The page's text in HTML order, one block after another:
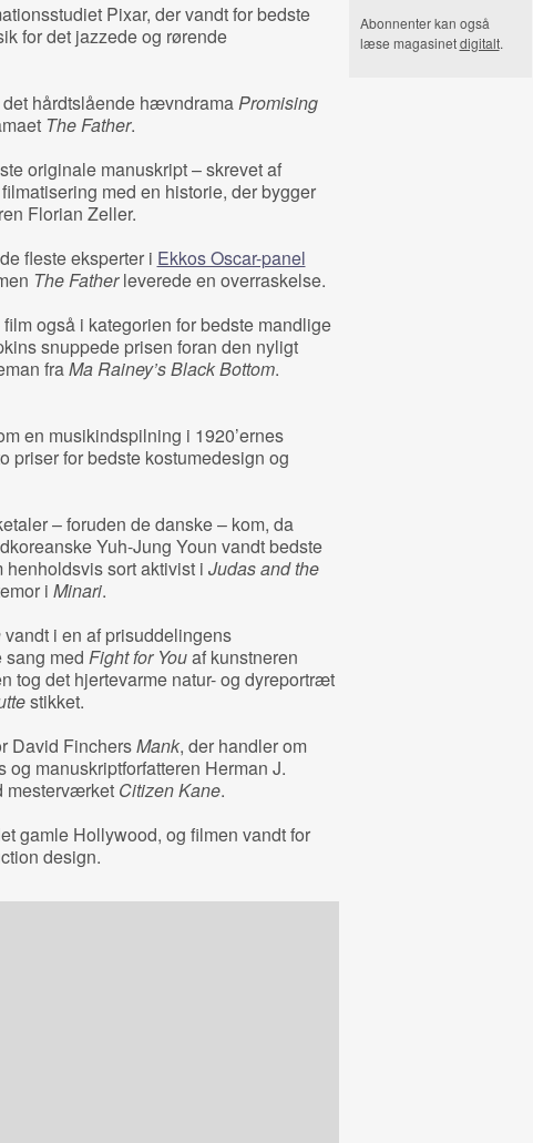
Pixar, der vandt for bedste
for det jazzede og rørende
hårdtslående hævndramaPromising
The Father.
originale manuskript – skrevet af
med en historie, der bygger
Florian Zeller.
fleste eksperter i Ekkos Oscar-panel
The Fatherleverede en overraskelse.
også i kategorien for bedste mandlige
snuppede prisen foran den nyligt
fraMa Rainey’s Black Bottom.
en musikindspilning i 1920’ernes
priser for bedste kostumedesign og
– foruden de danske – kom, da
Yuh-Jung Youn vandt bedste
henholdsvis sort aktivist i Judas and the
i Minari.
vandt i en af prisuddelingens
sang med Fight for Youaf kunstneren
tog det hjertevarme natur- og dyreportræt
stikket.
David FinchersMank, der handler om
manuskriptforfatteren Herman J.
mesterværket Citizen Kane.
gamle Hollywood, og filmen vandt for
design.
Abonnenter kan også
læse magasinetdigitalt.